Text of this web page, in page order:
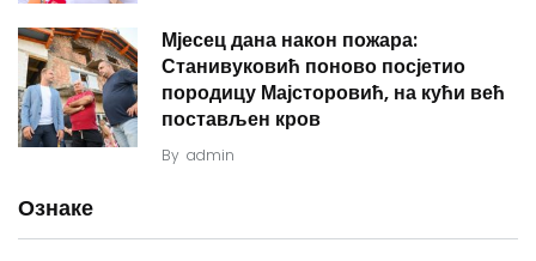
Мјесец дана након пожара:
Станивуковић поново посјетио
породицу Мајсторовић, на кући већ
постављен кров
By admin
Ознаке